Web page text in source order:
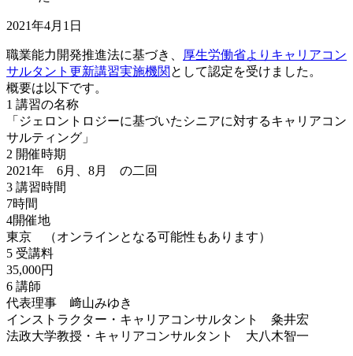
2021年4月1日
職業能力開発推進法に基づき、
厚生労働省よりキャリアコン
サルタント更新講習実施機関 として認定を受けました。
概要は以下です。
1 講習の名称
「ジェロントロジーに基づいたシニアに対するキャリアコン
サルティング」
2 開催時期
2021年 6月、8月 の二回
3 講習時間
7時間
4開催地
東京 （オンラインとなる可能性もあります）
5 受講料
35,000円
6 講師
代表理事 﨑山みゆき
インストラクター・キャリアコンサルタント 粂井宏
法政大学教授・キャリアコンサルタント 大八木智一